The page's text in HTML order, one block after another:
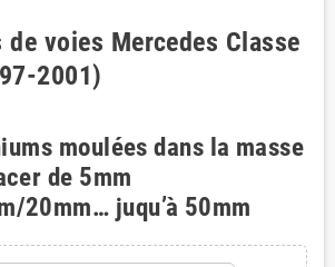
voies Mercedes Classe
2001)
moulées dans la masse
de 5mm
20mm… juqu’à 50mm